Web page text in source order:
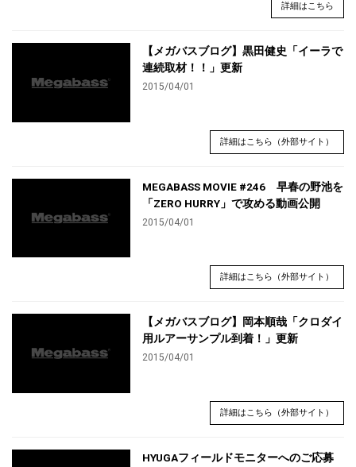
詳細はこちら
【メガバスブログ】黒田健史「イーラで
連続取材！！」更新
2015/04/01
詳細はこちら（外部サイト）
MEGABASS MOVIE #246 早春の野池を
「ZERO HURRY」で攻める動画公開
2015/04/01
詳細はこちら（外部サイト）
【メガバスブログ】岡本順哉「クロダイ
用ルアーサンプル到着！」更新
2015/04/01
詳細はこちら（外部サイト）
HYUGAフィールドモニターへのご応募